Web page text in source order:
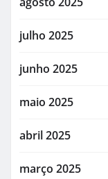
julho 2025
junho 2025
maio 2025
abril 2025
março 2025